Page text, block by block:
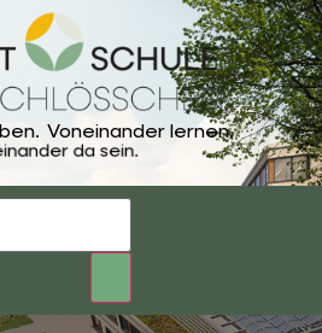
Voneinander lernen.
da sein.